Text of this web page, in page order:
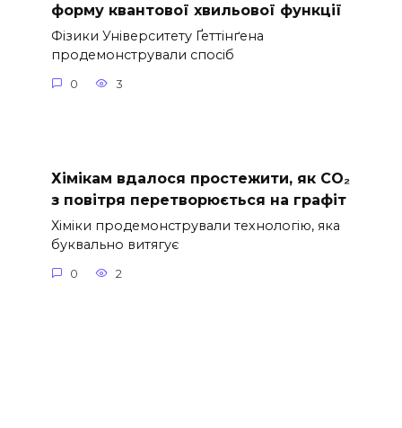
форму квантової хвильової функції
Фізики Університету Ґеттінґена
продемонстрували спосіб
0 3
Хімікам вдалося простежити, як CO₂
з повітря перетворюється на графіт
Хіміки продемонстрували технологію, яка
буквально витягує
0 2